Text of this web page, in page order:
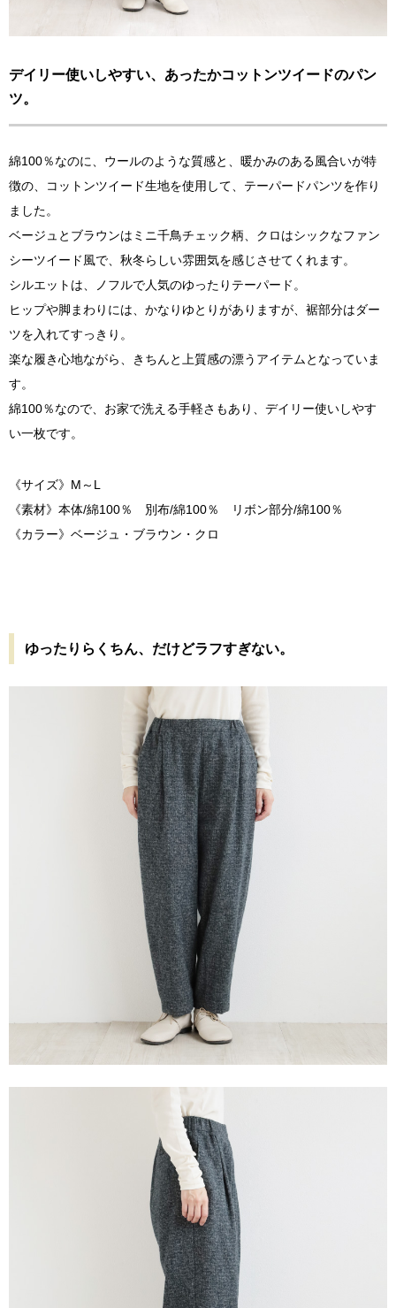
デイリー使いしやすい、あったかコットンツイードのパン
ツ。
綿100％なのに、ウールのような質感と、暖かみのある風合いが特
徴の、コットンツイード生地を使用して、テーパードパンツを作り
ました。
ベージュとブラウンはミニ千鳥チェック柄、クロはシックなファン
シーツイード風で、秋冬らしい雰囲気を感じさせてくれます。
シルエットは、ノフルで人気のゆったりテーパード。
ヒップや脚まわりには、かなりゆとりがありますが、裾部分はダー
ツを入れてすっきり。
楽な履き心地ながら、きちんと上質感の漂うアイテムとなっていま
す。
綿100％なので、お家で洗える手軽さもあり、デイリー使いしやす
い一枚です。
《サイズ》M～L
《素材》本体/綿100％ 別布/綿100％ リボン部分/綿100％
《カラー》ベージュ・ブラウン・クロ
ゆったりらくちん、だけどラフすぎない。